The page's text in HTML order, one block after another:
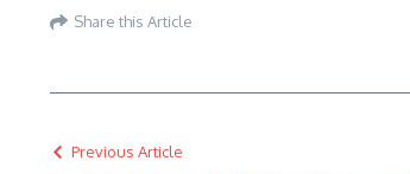
Share this Article
Previous Article